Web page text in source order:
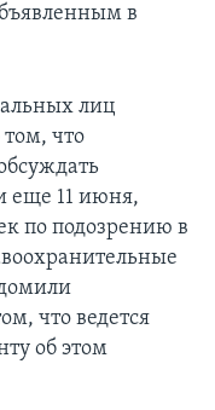
в
лиц
что
еще 11 июня,
по подозрению в
что ведется
об этом